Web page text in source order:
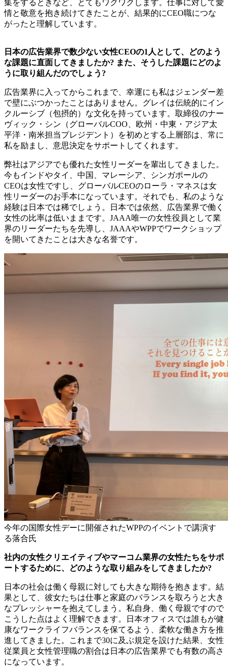
集をするときなど、とてもワクワクします。仕事に対して愛
情と敬意を抱き続けてきたことが、結果的にCEO職につな
がったと理解しています。
日本の広告業界で数少ない女性CEOの1人として、どのよう
な課題に直面してきましたか? また、そうした課題にどのよ
うに取り組んだのでしょう?
広告業界に入ってからこれまで、幸運にも私はジェンダー差
で壁にぶつかったことはありません。グレイは伝統的にイン
クルーシブ（包摂的）な文化を持っています。取締役のナー
ヴィック・シン（グローバルCOO、欧州・中東・アジア太
平洋・南米担当プレジデント）を初めとする上層部は、常に
私を励まし、意思決定をサポートしてくれます。
弊社はアジアでも優れた女性リーダーを輩出してきました。
今もインドやタイ、中国、マレーシア、シンガポールの
CEOは女性ですし、グローバルCEOのローラ・マネスは女
性リーダーのお手本になっています。それでも、私のような
経験は日本では稀でしょう。日本では依然、広告業界で働く
女性の比率は低いままです。JAAA唯一の女性役員として業
界のリーダーたちを先導し、JAAAやWPPでワークショップ
を開いてきたことは大きな名誉です。
今年の国際女性デーに開催されたWPPのイベントで講演す
る落合氏
社内の女性クリエイティブやマーコム業界の女性たちをサポ
ートするために、どのような取り組みをしてきましたか?
日本の社会は働く母親に対しても大きな期待を抱きます。結
果として、彼女たちは仕事と家庭のバランスを取ろうと大き
なプレッシャーを抱えてしまう。私自身、働く母親ですので
こうした点はよく理解できます。日本オフィスでは誰もが健
康なワークライフバランスを保てるよう、柔軟な働き方を推
進してきました。これまで30に及ぶ規定を設けた結果、女性
従業員と女性管理職の割合は日本の広告業界でも有数の高さ
になっています。